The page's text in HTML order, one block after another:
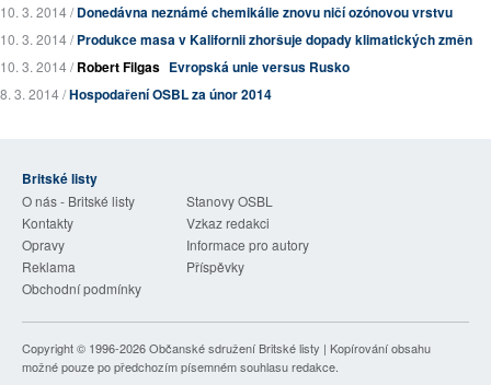
10. 3. 2014 /Donedávna neznámé chemikálie znovu ničí ozónovou vrstvu
10. 3. 2014 /Produkce masa v Kalifornii zhoršuje dopady klimatických změn
10. 3. 2014 /Robert Filgas Evropská unie versus Rusko
8. 3. 2014 /Hospodaření OSBL za únor 2014
Britské listy
O nás - Britské listy
Stanovy OSBL
Kontakty
Vzkaz redakci
Opravy
Informace pro autory
Reklama
Příspěvky
Obchodní podmínky
Copyright © 1996-2026Občanské sdružení Britské listy | Kopírování obsahu
možné pouze po předchozím písemném souhlasu redakce.